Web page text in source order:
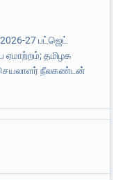
27 பட்ஜெட்
ஏமாற்றம்; தமிழக
நீலகண்டன்